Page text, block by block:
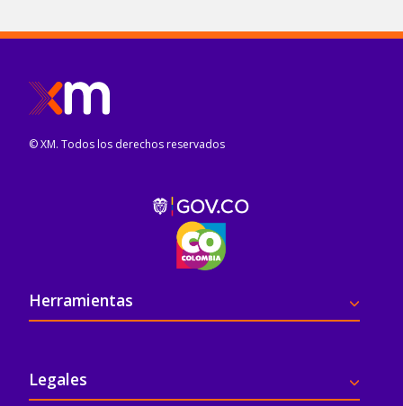
© XM. Todos los derechos reservados
Pie de página
Herramientas
Legales